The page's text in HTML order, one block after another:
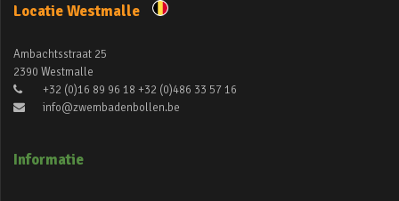
Locatie Westmalle
Ambachtsstraat 25
2390 Westmalle
+32 (0)16 89 96 18 +32 (0)486 33 57 16
info@zwembadenbollen.be
Informatie